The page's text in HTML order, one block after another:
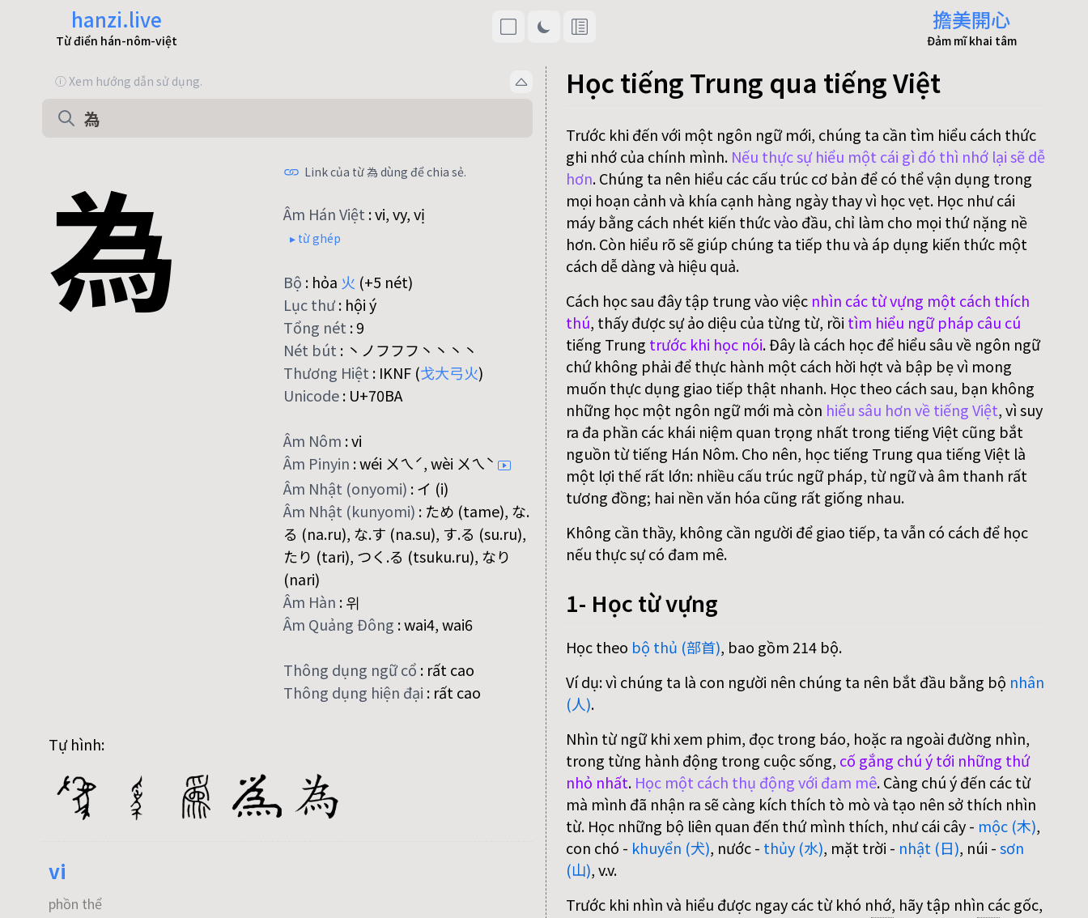
hanzi.live
Từ điển hán-nôm-việt
擔美開心
Đảm mĩ khai tâm
ⓘ Xem hướng dẫn sử dụng.
為 Link của từ 為 dùng để chia sẻ.
Âm Hán Việt :vi, vy, vị
▸ từ ghép
Bộ : hỏa 火 (+5 nét)
Lục thư: hội ý
Tổng nét :9
Nét bút : 丶ノフフフ丶丶丶丶
Thương Hiệt : IKNF (戈大弓火)
Unicode: U+70BA
Âm Nôm :vi
Âm Pinyin :wéi ㄨㄟˊ, wèi ㄨㄟˋ
Âm Nhật (onyomi) :イ (i)
Âm Nhật (kunyomi) : ため (tame), な.
る (na.ru), な.す (na.su), す.る (su.ru),
たり (tari), つく.る (tsuku.ru), なり
(nari)
Âm Hàn :위
Âm Quảng Đông :wai4, wai6
Thông dụng ngữ cổ : rất cao
Thông dụng hiện đại : rất cao
Tự hình:
vi
phồn thể
Học tiếng Trung qua tiếng Việt
Trước khi đến với một ngôn ngữ mới, chúng ta cần tìm hiểu cách thức
ghi nhớ của chính mình. Nếu thực sự hiểu một cái gì đó thì nhớ lại sẽ dễ
hơn. Chúng ta nên hiểu các cấu trúc cơ bản để có thể vận dụng trong
mọi hoạn cảnh và khía cạnh hàng ngày thay vì học vẹt. Học như cái
máy bằng cách nhét kiến thức vào đầu, chỉ làm cho mọi thứ nặng nề
hơn. Còn hiểu rõ sẽ giúp chúng ta tiếp thu và áp dụng kiến thức một
cách dễ dàng và hiệu quả.
Cách học sau đây tập trung vào việc nhìn các từ vựng một cách thích
thú, thấy được sự ảo diệu của từng từ, rồi tìm hiểu ngữ pháp câu cú
tiếng Trung trước khi học nói. Đây là cách học để hiểu sâu về ngôn ngữ
chứ không phải để thực hành một cách hời hợt và bập bẹ vì mong
muốn thực dụng giao tiếp thật nhanh. Học theo cách sau, bạn không
những học một ngôn ngữ mới mà còn hiểu sâu hơn về tiếng Việt, vì suy
ra đa phần các khái niệm quan trọng nhất trong tiếng Việt cũng bắt
nguồn từ tiếng Hán Nôm. Cho nên, học tiếng Trung qua tiếng Việt là
một lợi thế rất lớn: nhiều cấu trúc ngữ pháp, từ ngữ và âm thanh rất
tương đồng; hai nền văn hóa cũng rất giống nhau.
Không cần thầy, không cần người để giao tiếp, ta vẫn có cách để học
nếu thực sự có đam mê.
1- Học từ vựng
Học theo bộ thủ (部首), bao gồm 214 bộ.
Ví dụ: vì chúng ta là con người nên chúng ta nên bắt đầu bằng bộ nhân
(人).
Nhìn từ ngữ khi xem phim, đọc trong báo, hoặc ra ngoài đường nhìn,
trong từng hành động trong cuộc sống, cố gắng chú ý tới những thứ
nhỏ nhất. Học một cách thụ động với đam mê. Càng chú ý đến các từ
mà mình đã nhận ra sẽ càng kích thích tò mò và tạo nên sở thích nhìn
từ. Học những bộ liên quan đến thứ mình thích, như cái cây - mộc (木),
con chó - khuyển (犬), nước - thủy (水), mặt trời - nhật (日), núi -sơn
(山), v.v.
Trước khi nhìn và hiểu được ngay các từ khó nhớ, hãy tập nhìn các gốc,